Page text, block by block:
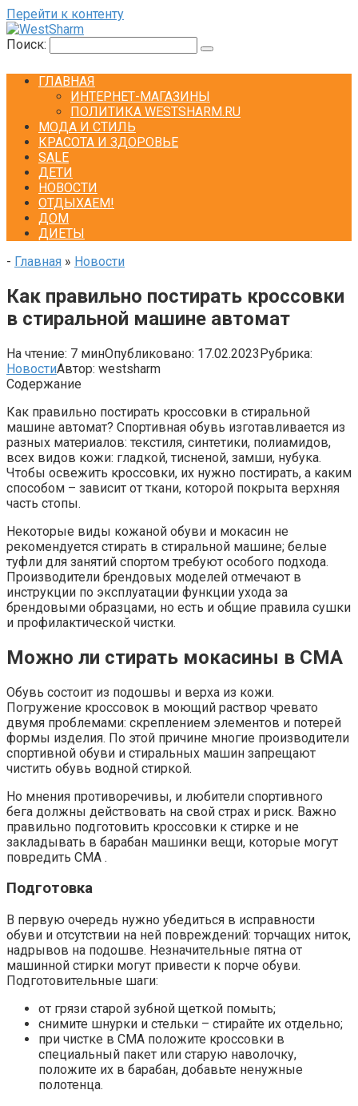
Перейти к контенту
Поиск:
ГЛАВНАЯ
ИНТЕРНЕТ-МАГАЗИНЫ
ПОЛИТИКА WESTSHARM.RU
МОДА И СТИЛЬ
КРАСОТА И ЗДОРОВЬЕ
SALE
ДЕТИ
НОВОСТИ
ОТДЫХАЕМ!
ДОМ
ДИЕТЫ
- Главная » Новости
Как правильно постирать кроссовки
в стиральной машине автомат
На чтение: 7 минОпубликовано: 17.02.2023Рубрика:
НовостиАвтор: westsharm
Содержание
Как правильно постирать кроссовки в стиральной
машине автомат? Спортивная обувь изготавливается из
разных материалов: текстиля, синтетики, полиамидов,
всех видов кожи: гладкой, тисненой, замши, нубука.
Чтобы освежить кроссовки, их нужно постирать, а каким
способом – зависит от ткани, которой покрыта верхняя
часть стопы.
Некоторые виды кожаной обуви и мокасин не
рекомендуется стирать в стиральной машине; белые
туфли для занятий спортом требуют особого подхода.
Производители брендовых моделей отмечают в
инструкции по эксплуатации функции ухода за
брендовыми образцами, но есть и общие правила сушки
и профилактической чистки.
Можно ли стирать мокасины в СМА
Обувь состоит из подошвы и верха из кожи.
Погружение кроссовок в моющий раствор чревато
двумя проблемами: скреплением элементов и потерей
формы изделия. По этой причине многие производители
спортивной обуви и стиральных машин запрещают
чистить обувь водной стиркой.
Но мнения противоречивы, и любители спортивного
бега должны действовать на свой страх и риск. Важно
правильно подготовить кроссовки к стирке и не
закладывать в барабан машинки вещи, которые могут
повредить СМА .
Подготовка
В первую очередь нужно убедиться в исправности
обуви и отсутствии на ней повреждений: торчащих ниток,
надрывов на подошве. Незначительные пятна от
машинной стирки могут привести к порче обуви.
Подготовительные шаги:
от грязи старой зубной щеткой помыть;
снимите шнурки и стельки – стирайте их отдельно;
при чистке в СМА положите кроссовки в
специальный пакет или старую наволочку,
положите их в барабан, добавьте ненужные
полотенца.